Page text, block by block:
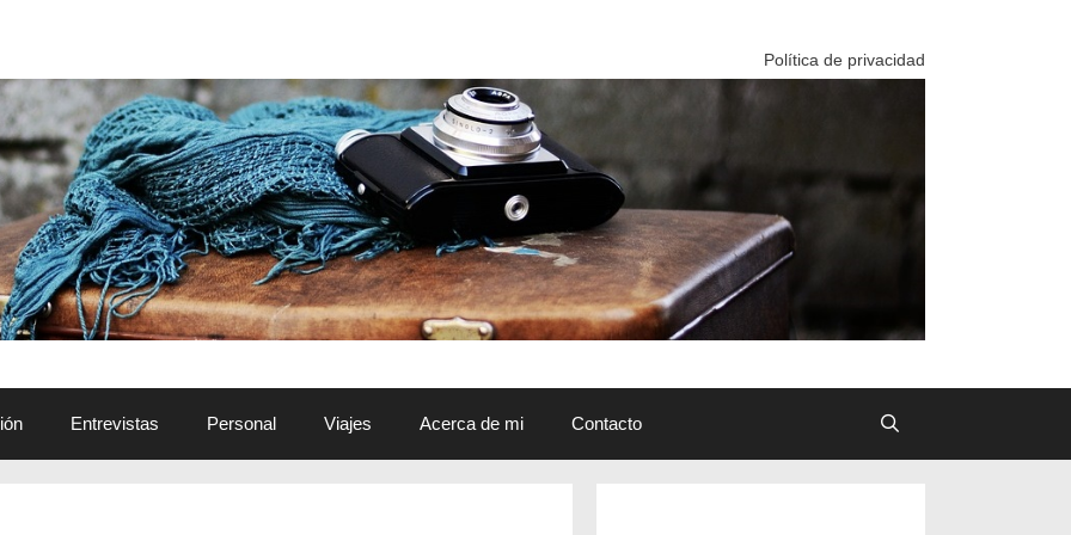
Política de privacidad
Entrevistas Personal Viajes Acerca de mi Contacto